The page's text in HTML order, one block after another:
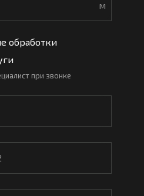
м
при звонке
обработки